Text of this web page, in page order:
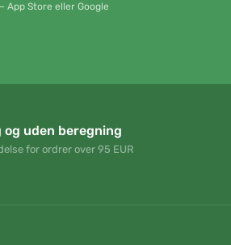
App Store eller Google
uden beregning
for ordrer over 95 EUR